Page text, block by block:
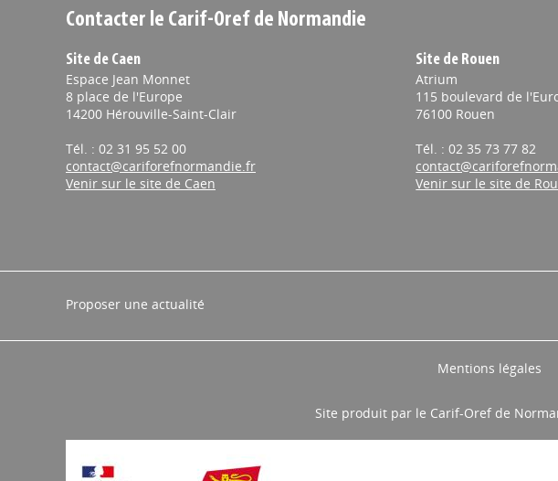
Contacter le Carif-Oref de Normandie
Site de Caen
Espace Jean Monnet
8 place de l'Europe
14200 Hérouville-Saint-Clair
Tél. : 02 31 95 52 00
contact@cariforefnormandie.fr
Venir sur le site de Caen
Site de Rouen
Atrium
115 boulevard de
76100 Rouen
Tél. : 02 35 73 77 82
Venir sur le site de
Proposer une actualité
Mentions légales
Site produit par le Carif-Oref de